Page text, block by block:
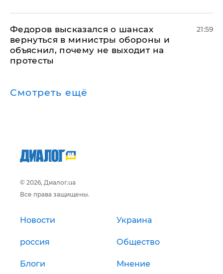
Федоров высказался о шансах
вернуться в министры обороны и
объяснил, почему не выходит на
протесты
21:59
Смотреть ещё
© 2026, Диалог.ua
Все права защищены.
Новости Украина
россия Общество
Блоги Мнение